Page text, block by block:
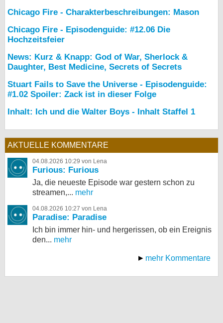
Chicago Fire - Charakterbeschreibungen: Mason
Chicago Fire - Episodenguide: #12.06 Die
Hochzeitsfeier
News: Kurz & Knapp: God of War, Sherlock &
Daughter, Best Medicine, Secrets of Secrets
Stuart Fails to Save the Universe - Episodenguide:
#1.02 Spoiler: Zack ist in dieser Folge
Inhalt: Ich und die Walter Boys - Inhalt Staffel 1
AKTUELLE KOMMENTARE
04.08.2026 10:29 von Lena
Furious: Furious
Ja, die neueste Episode war gestern schon zu
streamen,... mehr
04.08.2026 10:27 von Lena
Paradise: Paradise
Ich bin immer hin- und hergerissen, ob ein Ereignis
den... mehr
mehr Kommentare